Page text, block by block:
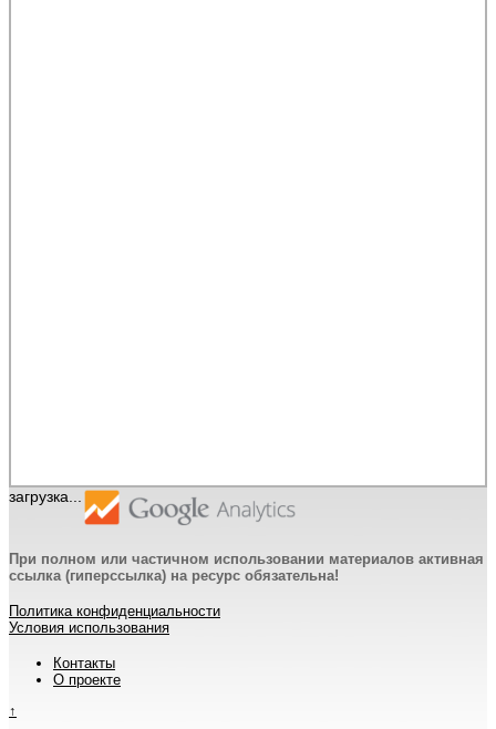
загрузка...
При полном или частичном использовании материалов активная
ссылка (гиперссылка) на ресурс обязательна!
Политика конфиденциальности
Условия использования
Контакты
О проекте
↑